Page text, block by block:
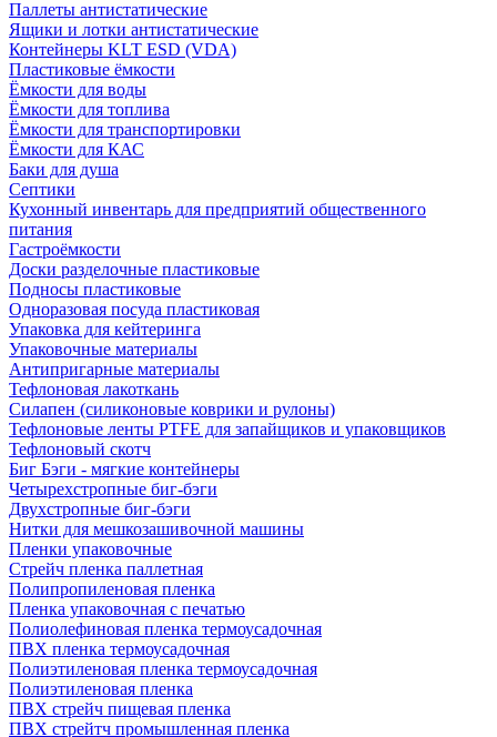
Паллеты антистатические
Ящики и лотки антистатические
Контейнеры KLT ESD (VDA)
Пластиковые ёмкости
Ёмкости для воды
Ёмкости для топлива
Ёмкости для транспортировки
Ёмкости для КАС
Баки для душа
Септики
Кухонный инвентарь для предприятий общественного
питания
Гастроёмкости
Доски разделочные пластиковые
Подносы пластиковые
Одноразовая посуда пластиковая
Упаковка для кейтеринга
Упаковочные материалы
Антипригарные материалы
Тефлоновая лакоткань
Силапен (силиконовые коврики и рулоны)
Тефлоновые ленты PTFE для запайщиков и упаковщиков
Тефлоновый скотч
Биг Бэги - мягкие контейнеры
Четырехстропные биг-бэги
Двухстропные биг-бэги
Нитки для мешкозашивочной машины
Пленки упаковочные
Стрейч пленка паллетная
Полипропиленовая пленка
Пленка упаковочная с печатью
Полиолефиновая пленка термоусадочная
ПВХ пленка термоусадочная
Полиэтиленовая пленка термоусадочная
Полиэтиленовая пленка
ПВХ стрейч пищевая пленка
ПВХ стрейтч промышленная пленка